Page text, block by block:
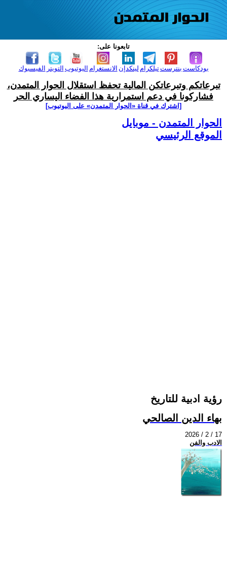
تابعونا على:
الفيسبوك التويتر اليوتيوب الانستغرام لينكدإن تيلكرامبنترست بودكاست
تبرعاتكم وتبرعاتكن المالية تحفظ استقلال الحوار المتمدن،
فشاركونا في دعم استمرارية هذا الفضاء اليساري الحر
[اشترك في قناة ‫«الحوار المتمدن» على اليوتيوب]
الحوار المتمدن - موبايل
الموقع الرئيسي
رؤية ادبية للتاريخ
بهاء الدين الصالحي
2026 / 2 / 17
الادب والفن